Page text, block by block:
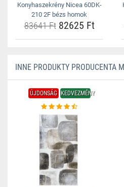
Konyhaszekrény Nicea 60DK-
210 2F bézs homok
83641 Ft82625 Ft
INNE PRODUKTY PRODUCENTA
ÚJDONSÁG KEDVEZMÉNY